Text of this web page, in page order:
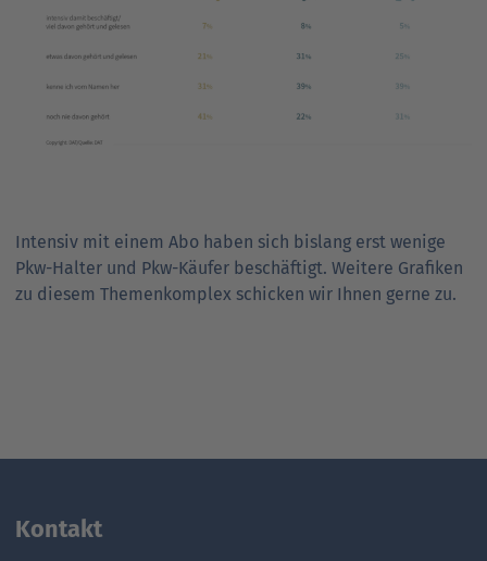
Intensiv mit einem Abo haben sich bislang erst wenige
Pkw-Halter und Pkw-Käufer beschäftigt. Weitere Grafiken
zu diesem Themenkomplex schicken wir Ihnen gerne zu.
Kontakt